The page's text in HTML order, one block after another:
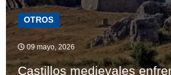
OTROS
09 mayo, 2026
Castillos medievales